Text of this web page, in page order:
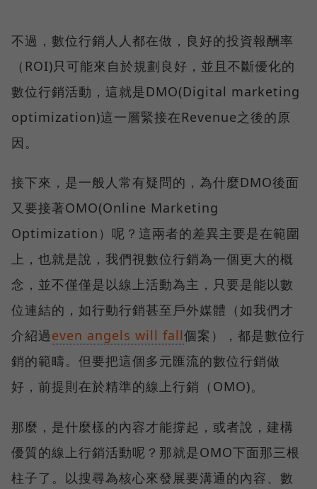
不過，數位行銷人人都在做，良好的投資報酬率
（ROI)只可能來自於規劃良好，並且不斷優化的
數位行銷活動，這就是DMO(Digital marketing
optimization)這一層緊接在Revenue之後的原
因。
接下來，是一般人常有疑問的，為什麼DMO後面
又要接著OMO(Online Marketing
Optimization）呢？這兩者的差異主要是在範圍
上，也就是說，我們視數位行銷為一個更大的概
念，並不僅僅是以線上活動為主，只要是能以數
位連結的，如行動行銷甚至戶外媒體（如我們才
介紹過even angels will fall個案），都是數位行
銷的範疇。但要把這個多元匯流的數位行銷做
好，前提則在於精準的線上行銷（OMO)。
那麼，是什麼樣的內容才能撐起，或者說，建構
優質的線上行銷活動呢？那就是OMO下面那三根
柱子了。以搜尋為核心來發展要溝通的內容、數